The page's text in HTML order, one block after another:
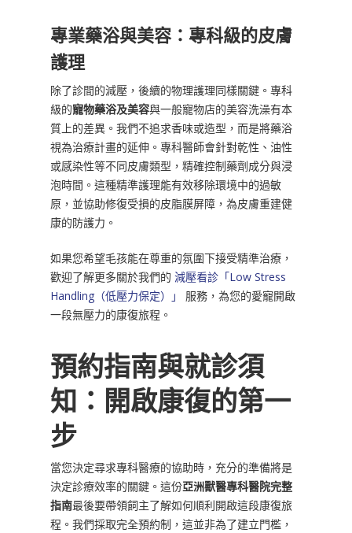
專業藥浴與美容：專科級的皮膚
護理
除了診間的減壓，後續的物理護理同樣關鍵。專科
級的寵物藥浴及美容與一般寵物店的美容洗澡有本
質上的差異。我們不追求香味或造型，而是將藥浴
視為治療計畫的延伸。專科醫師會針對乾性、油性
或感染性等不同皮膚類型，精確控制藥劑成分與浸
泡時間。這種精準護理能有效移除環境中的過敏
原，並協助修復受損的皮脂膜屏障，為皮膚重建健
康的防護力。
如果您希望毛孩能在尊重的氛圍下接受精準治療，
歡迎了解更多關於我們的 減壓看診「Low Stress
Handling（低壓力保定）」
服務，為您的愛寵開啟
一段無壓力的康復旅程。
預約指南與就診須
知：開啟康復的第一
步
當您決定尋求專科醫療的協助時，充分的準備將是
決定診療效率的關鍵。這份亞洲獸醫專科醫院完整
指南最後要帶領飼主了解如何順利開啟這段康復旅
程。我們採取完全預約制，這並非為了建立門檻，